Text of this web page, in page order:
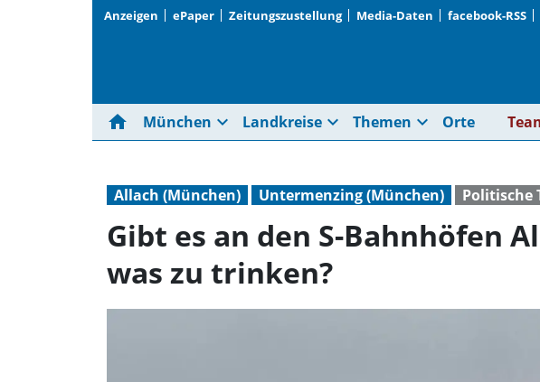
Anzeigen ePaper Zeitungszustellung Media-Daten facebook-RSS
Gibt
home München expand_more Landkreise expand_more Themen expand_more Orte
Allach (München) Untermenzing (München) Politische
Gibt es an den S-Bahnhöfen
was zu trinken?